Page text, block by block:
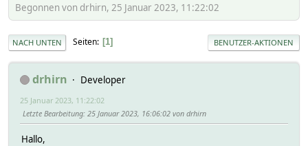
Begonnen von drhirn, 25 Januar 2023, 11:22:02
NACH UNTEN Seiten 1 BENUTZER-AKTIONEN
drhirn Developer
25 Januar 2023, 11:22:02
Letzte Bearbeitung: 25 Januar 2023, 16:06:02 von drhirn
Hallo,